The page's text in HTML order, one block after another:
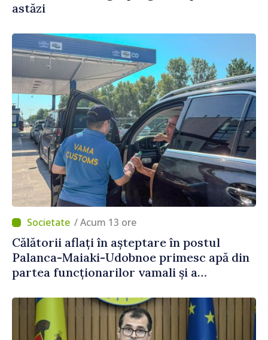
astăzi
/ Acum 13 ore
Călătorii aflați în așteptare în postul
Palanca-Maiaki-Udobnoe primesc apă din
partea funcționarilor vamali și a